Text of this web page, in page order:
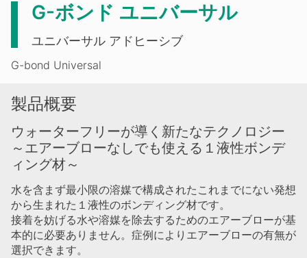
G-ボンド ユニバーサル
ユニバーサル アドヒーシブ
G-bond Universal
製品概要
ウォーターフリーが導く新たなテクノロジー
～エアーブローなしでも使える１液性ボンデ
ィング材～
水を含まず最小限の溶媒で構成されたこれまでにない発想
から生まれた１液性のボンディング材です。
接着を妨げる水や溶媒を除去するためのエアーブローが基
本的に必要ありません。症例によりエアーブローの有無が
選択できます。